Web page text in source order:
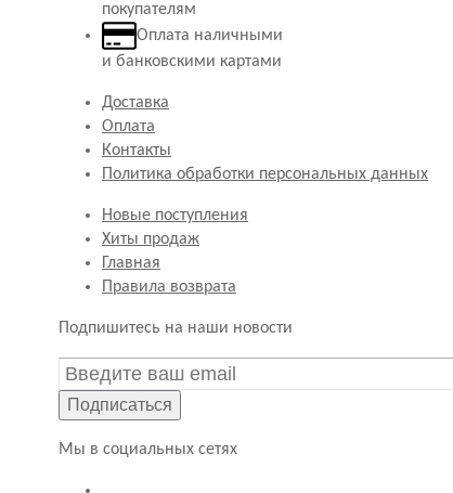
покупателям
Оплата наличными
и банковскими картами
Доставка
Оплата
Контакты
Политика обработки персональных данных
Новые поступления
Хиты продаж
Главная
Правила возврата
Подпишитесь на наши новости
Подписаться
Мы в социальных сетях